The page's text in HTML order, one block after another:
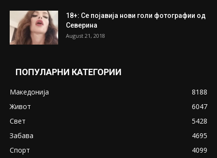
18+: Се појавија нови голи фотографии од
Северина
August 21, 2018
ПОПУЛАРНИ КАТЕГОРИИ
Македонија
8188
Живот
6047
Свет
5428
Забава
4695
Спорт
4099